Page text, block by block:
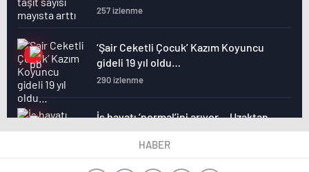
257 izlenme
‘Şair Ceketli Çocuk’ Kazım Koyuncu
gideli 19 yıl oldu…
290 izlenme
İş hayatı ‘normal’ini arıyor… Uzaktan
çalışma bir heves miydi?
264 izlenmeHABER